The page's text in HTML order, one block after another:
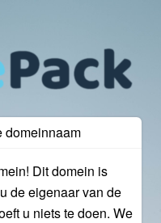
domeinnaam
Dit domein is
de eigenaar van de
u niets te doen. We